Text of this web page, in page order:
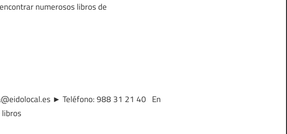
numerosos libros de
► Teléfono: 988 31 21 40 En
libros